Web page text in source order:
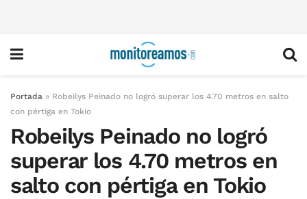
Portada » Robeilys Peinado no logró superar los 4.70 metros en salto
con pértiga en Tokio
Robeilys Peinado no logró
superar los 4.70 metros en
salto con pértiga en Tokio